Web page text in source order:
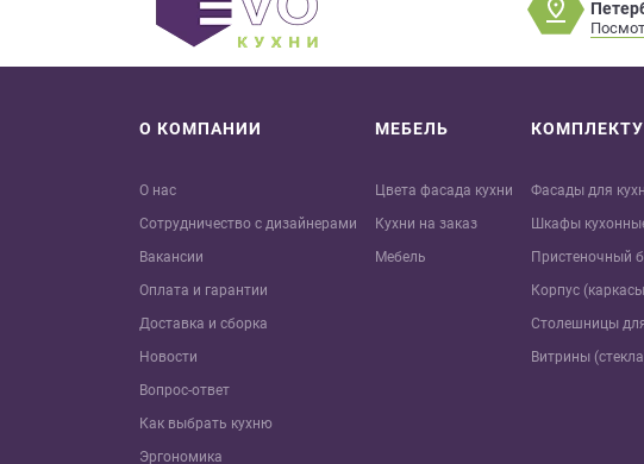
О КОМПАНИИ
О нас
Сотрудничество с дизайнерами
Вакансии
Оплата и гарантии
Доставка и сборка
Новости
Вопрос-ответ
Как выбрать кухню
Эргономика
МЕБЕЛЬ
Цвета фасада кухни
Кухни на заказ
Мебель
Фасады для
Шкафы
Пристеночный
Корпус
Столешницы
Витрины